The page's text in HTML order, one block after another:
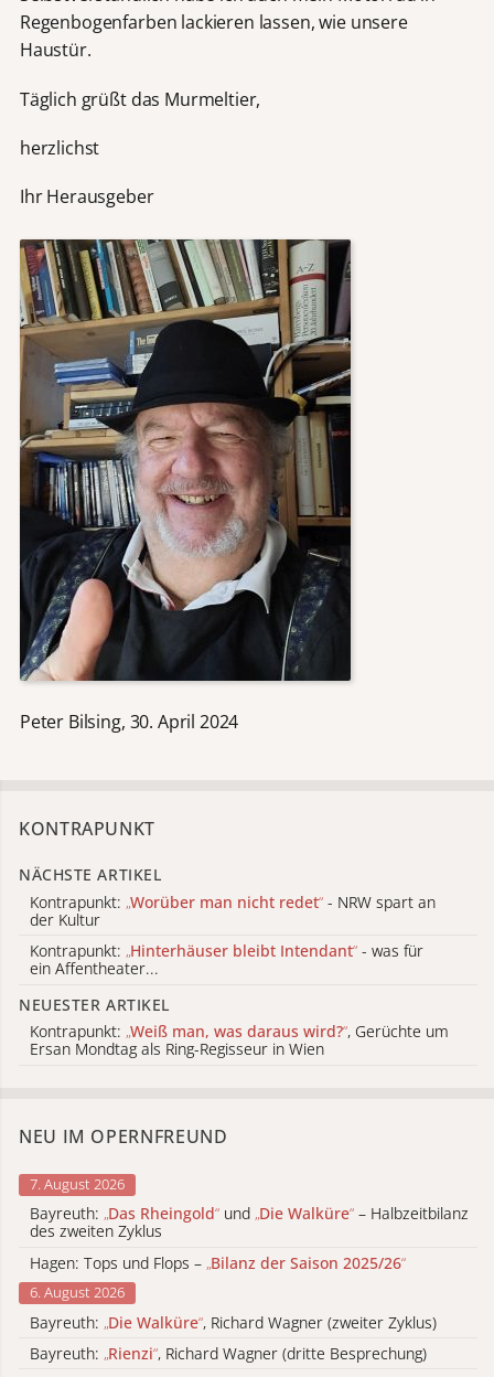
Regenbogenfarben lackieren lassen, wie unsere
Haustür.
Täglich grüßt das Murmeltier,
herzlichst
Ihr Herausgeber
Peter Bilsing, 30. April 2024
KONTRAPUNKT
NÄCHSTE ARTIKEL
Kontrapunkt: „Worüber man nicht redet“ - NRW spart an
der Kultur
Kontrapunkt: „Hinterhäuser bleibt Intendant“ - was für
ein Affentheater...
NEUESTER ARTIKEL
Kontrapunkt: „Weiß man, was daraus wird?“, Gerüchte um
Ersan Mondtag als Ring-Regisseur in Wien
NEU IM OPERNFREUND
7. August 2026
Bayreuth: „Das Rheingold“ und „Die Walküre“ – Halbzeitbilanz
des zweiten Zyklus
Hagen: Tops und Flops – „Bilanz der Saison 2025/26“
6. August 2026
Bayreuth: „Die Walküre“, Richard Wagner (zweiter Zyklus)
Bayreuth: „Rienzi“, Richard Wagner (dritte Besprechung)